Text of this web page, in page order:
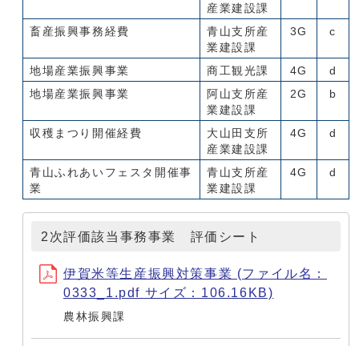
産業建設課
畜産振興事務経費
青山支所産
業建設課
3G c
地場産業振興事業 商工観光課 4G
d
地場産業振興事業
阿山支所産
業建設課
2G b
収穫まつり開催経費
大山田支所
産業建設課
4G d
青山ふれあいフェスタ開催事
業
青山支所産
業建設課
4G d
2次評価該当事務事業 評価シート
伊賀米等生産振興対策事業 (ファイル名：
0333_1.pdf サイズ：106.16KB)
農林振興課